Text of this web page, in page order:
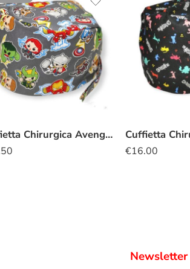
Cuffietta Chirurgica Avengers Kawaii grigio
€16.00
Newsletter